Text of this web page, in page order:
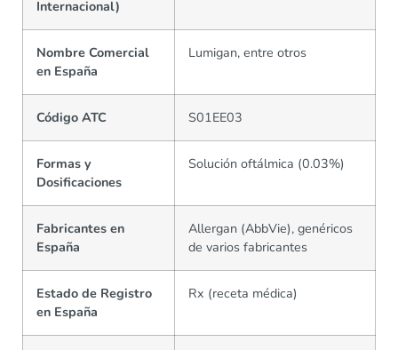
Internacional)
Nombre Comercial
en España
Lumigan, entre otros
Código ATC S01EE03
Formas y
Dosificaciones
Solución oftálmica (0.03%)
Fabricantes en
España
Allergan (AbbVie), genéricos
de varios fabricantes
Estado de Registro
en España
Rx (receta médica)